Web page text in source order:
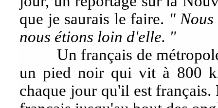
que je saurais le faire. "
nous étions loin d'elle. "
Un français de métropole
un pied noir qui vit à 800
chaque jour qu'il est